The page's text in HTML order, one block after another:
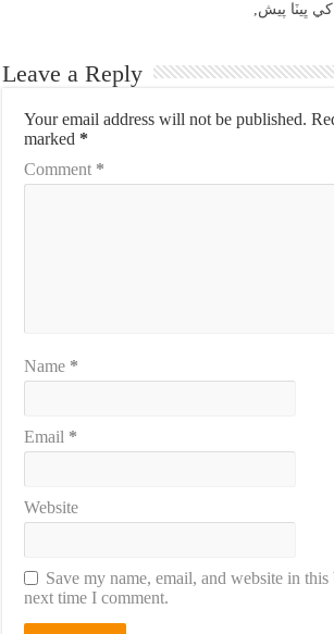
ڀيٽا پيش,
Leave a Reply
Your email address will not be published.
marked *
Comment *
Name *
Email *
Website
Save my name, email, and website in
next time I comment.